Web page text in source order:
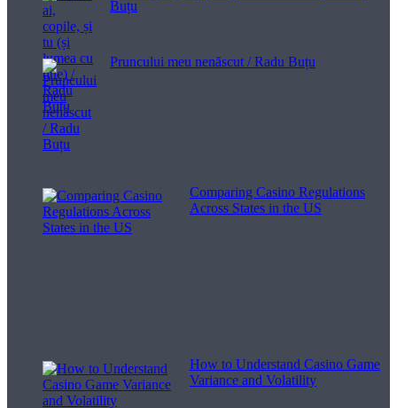
Buțu
Pruncului meu nenăscut / Radu Buțu
Melodii pentru viață
Comparing Casino Regulations
Across States in the US
How to Understand Casino Game
Variance and Volatility